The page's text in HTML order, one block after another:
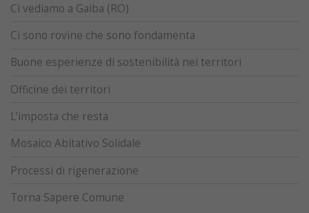
Ci vediamo a Gaiba (RO)
Ci sono rovine che sono fondamenta
Buone esperienze di sostenibilità nei territori
Officine dei territori
L’imposta che resta
Mosaico Abitativo Solidale
Processi di rigenerazione
Torna Sapere Comune